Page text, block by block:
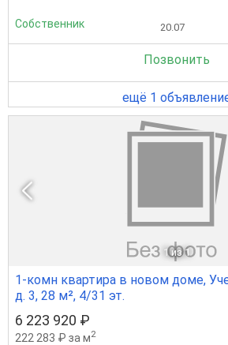
Собственник 20.07
Позвонить
ещё 1
1 из 1
1-комн квартира в новом доме,
д. 3, 28 м², 4/31 эт.
6 223 920 ₽
222 283 ₽ за м2